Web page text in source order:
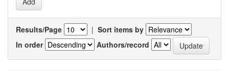
Results/Page | Sort items by
In order
Authors/record